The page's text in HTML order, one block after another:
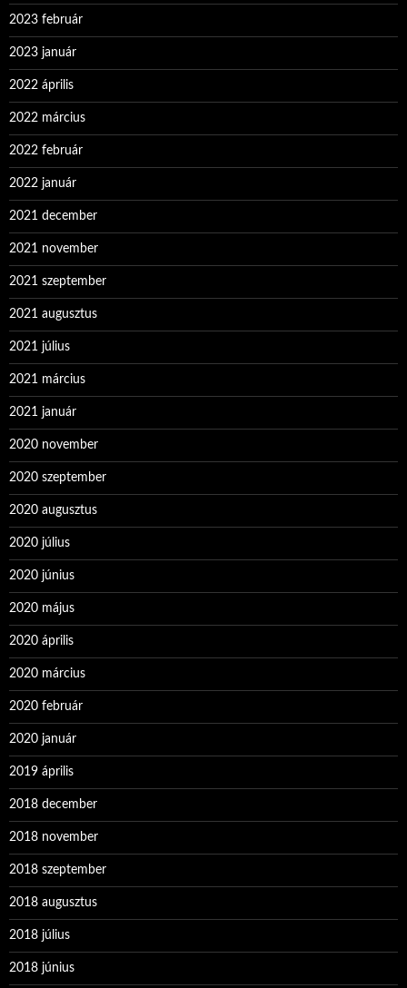
2023 február
2023 január
2022 április
2022 március
2022 február
2022 január
2021 december
2021 november
2021 szeptember
2021 augusztus
2021 július
2021 március
2021 január
2020 november
2020 szeptember
2020 augusztus
2020 július
2020 június
2020 május
2020 április
2020 március
2020 február
2020 január
2019 április
2018 december
2018 november
2018 szeptember
2018 augusztus
2018 július
2018 június